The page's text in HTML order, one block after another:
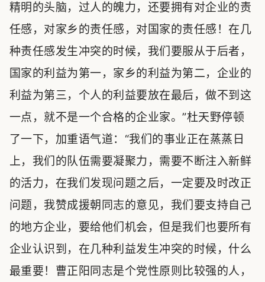
精明的头脑，过人的魄力，还要拥有对企业的责
任感，对家乡的责任感，对国家的责任感！在几
种责任感发生冲突的时候，我们要服从于后者，
国家的利益为第一，家乡的利益为第二，企业的
利益为第三，个人的利益要放在最后，做不到这
一点，就不是一个合格的企业家。”杜天野停顿
了一下，加重语气道：“我们的事业正在蒸蒸日
上，我们的队伍需要凝聚力，需要不断注入新鲜
的活力，在我们发现问题之后，一定要及时改正
问题，我赞成援朝同志的意见，我们要支持自己
的地方企业，要给他们机会，但是我们也要所有
企业认识到，在几种利益发生冲突的时候，什么
最重要！曹正阳同志是个党性原则比较强的人，